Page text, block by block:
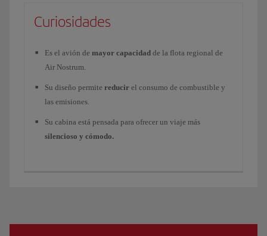
Curiosidades
Es el avión de mayor capacidad de la flota regional de
Air Nostrum.
Su diseño permite reducir el consumo de combustible y
las emisiones.
Su cabina está pensada para ofrecer un viaje más
silencioso y cómodo.